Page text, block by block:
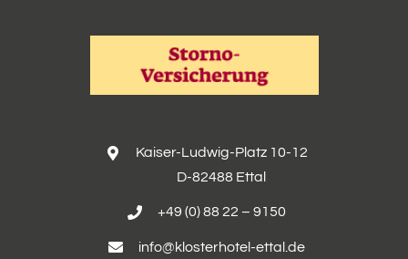
Kaiser-Ludwig-Platz 10-12
D-82488 Ettal
+49 (0) 88 22 – 9150
info@klosterhotel-ettal.de